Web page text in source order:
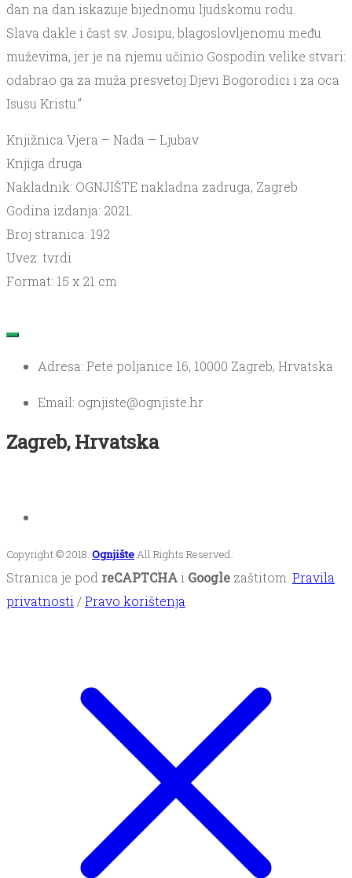
dan na dan iskazuje bijednomu ljudskomu rodu.
Slava dakle i čast sv. Josipu, blagoslovljenomu među
muževima, jer je na njemu učinio Gospodin velike stvari:
odabrao ga za muža presvetoj Djevi Bogorodici i za oca
Isusu Kristu.”
Knjižnica Vjera – Nada – Ljubav
Knjiga druga
Nakladnik: OGNJIŠTE nakladna zadruga, Zagreb
Godina izdanja: 2021.
Broj stranica: 192
Uvez: tvrdi
Format: 15 x 21 cm
Adresa: Pete poljanice 16, 10000 Zagreb, Hrvatska
Email: ognjiste@ognjiste.hr
Zagreb, Hrvatska
Copyright © 2018. OgnjišteAll Rights Reserved.
Stranica je pod reCAPTCHAi Google zaštitom. Pravila
privatnosti /Pravo korištenja